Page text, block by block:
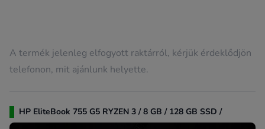
A termék jelenleg elfogyott raktárról, kérjük érdeklődjön
telefonon, mit ajánlunk helyette.
HP EliteBook 755 G5 RYZEN 3 / 8 GB / 128 GB SSD /